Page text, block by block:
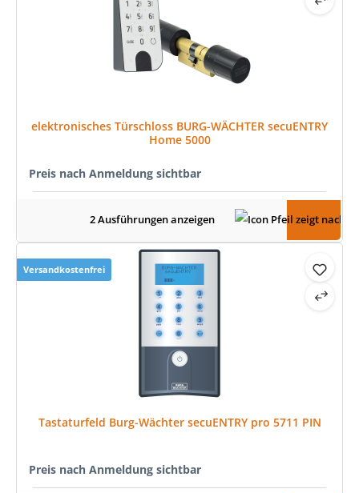
elektronisches Türschloss BURG-WÄCHTER secuENTRY
Home 5000
Preis nach Anmeldung sichtbar
2 Ausführungen anzeigen
Versandkostenfrei
Tastaturfeld Burg-Wächter secuENTRY pro 5711 PIN
Preis nach Anmeldung sichtbar